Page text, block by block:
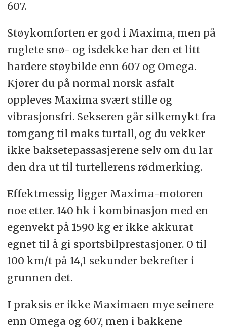
607.
Støykomforten er god i Maxima, men på
ruglete snø- og isdekke har den et litt
hardere støybilde enn 607 og Omega.
Kjører du på normal norsk asfalt
oppleves Maxima svært stille og
vibrasjonsfri. Sekseren går silkemykt fra
tomgang til maks turtall, og du vekker
ikke baksetepassasjerene selv om du lar
den dra ut til turtellerens rødmerking.
Effektmessig ligger Maxima-motoren
noe etter. 140 hk i kombinasjon med en
egenvekt på 1590 kg er ikke akkurat
egnet til å gi sportsbilprestasjoner. 0 til
100 km/t på 14,1 sekunder bekrefter i
grunnen det.
I praksis er ikke Maximaen mye seinere
enn Omega og 607, men i bakkene